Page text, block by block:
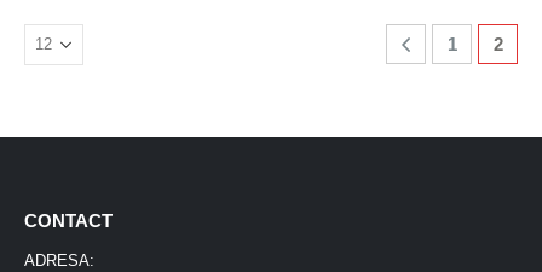
1 2
CONTACT
ADRESA: